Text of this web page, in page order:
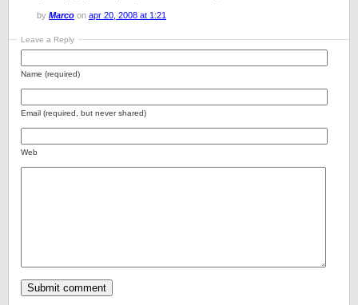
by Marco on apr 20, 2008 at 1:21
Leave a Reply
Name (required)
Email (required, but never shared)
Web